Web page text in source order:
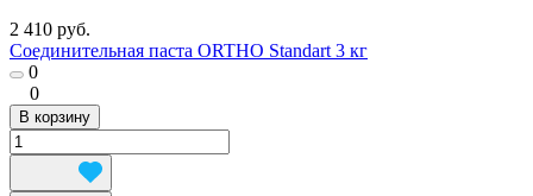
2 410 руб.
Соединительная паста ORTHO Standart 3 кг
0
0
В корзину